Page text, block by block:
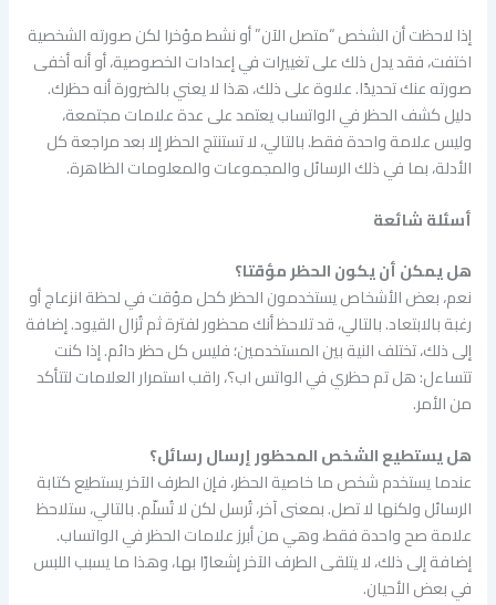
إذا لاحظت أن الشخص “متصل الآن” أو نشط مؤخرا لكن صورته الشخصية
اختفت، فقد يدل ذلك على تغييرات في إعدادات الخصوصية، أو أنه أخفى
صورته عنك تحديدًا. علاوة على ذلك، هذا لا يعني بالضرورة أنه حظرك.
دليل كشف الحظر في الواتساب يعتمد على عدة علامات مجتمعة،
وليس علامة واحدة فقط. بالتالي، لا تستنتج الحظر إلا بعد مراجعة كل
الأدلة، بما في ذلك الرسائل والمجموعات والمعلومات الظاهرة.
أسئلة شائعة
هل يمكن أن يكون الحظر مؤقتا؟
نعم، بعض الأشخاص يستخدمون الحظر كحل مؤقت في لحظة انزعاج أو
رغبة بالابتعاد. بالتالي، قد تلاحظ أنك محظور لفترة ثم تُزال القيود. إضافة
إلى ذلك، تختلف النية بين المستخدمين؛ فليس كل حظر دائم. إذا كنت
تتساءل: هل تم حظري في الواتس اب؟، راقب استمرار العلامات لتتأكد
من الأمر.
هل يستطيع الشخص المحظور إرسال رسائل؟
عندما يستخدم شخص ما خاصية الحظر، فإن الطرف الآخر يستطيع كتابة
الرسائل ولكنها لا تصل. بمعنى آخر، تُرسل لكن لا تُسلّم. بالتالي، ستلاحظ
علامة صح واحدة فقط، وهي من أبرز علامات الحظر في الواتساب.
إضافة إلى ذلك، لا يتلقى الطرف الآخر إشعارًا بها، وهذا ما يسبب اللبس
في بعض الأحيان.